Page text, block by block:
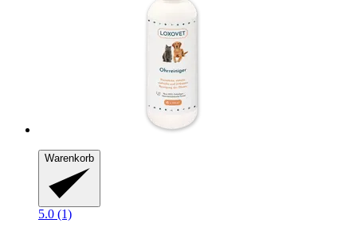
Warenkorb
5.0 (1)